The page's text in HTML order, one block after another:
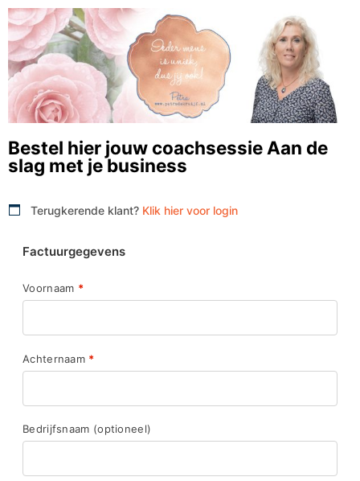
Bestel hier jouw coachsessie Aan de
slag met je business
Terugkerende klant? Klik hier voor login
Factuurgegevens
Voornaam *
Achternaam *
Bedrijfsnaam (optioneel)